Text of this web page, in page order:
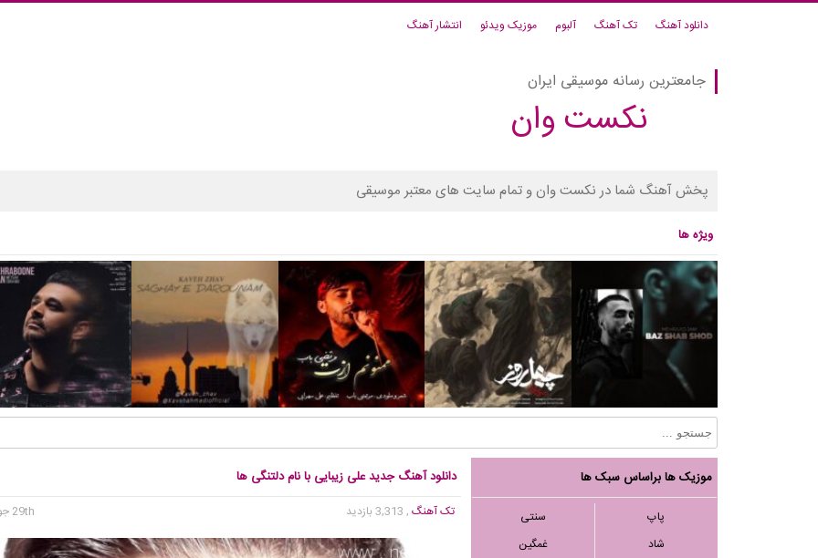
دانلود آهنگ تک آهنگ آلبوم موزیک ویدئو انتشار آهنگ
جامعترین رسانه موسیقی ایران
نکست وان
پخش آهنگ شما در نکست وان و تمام سایت های معتبر موسیقی
ویژه ها
موزیک ها براساس سبک ها
پاپ
سنتی
شاد
غمگین
دانلود آهنگ جدید علی زیبایی با نام دلتنگی ها
تک آهنگ, 3,313 بازدید 29th جولای 2015